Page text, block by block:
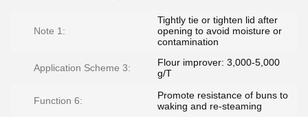
Note 1:
Tightly tie or tighten lid after
opening to avoid moisture or
contamination
Application Scheme 3:
Flour improver: 3,000-5,000
g/T
Function 6:
Promote resistance of buns to
waking and re-steaming